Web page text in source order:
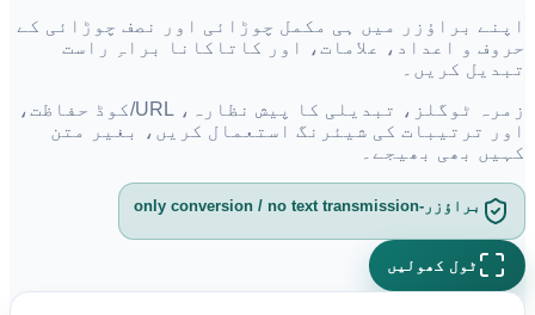
اپنے براؤزر میں ہی مکمل چوڑائی اور نصف چوڑائی کے
حروف و اعداد، علامات، اور کاتاکانا براہِ راست
تبدیل کریں۔
زمرہ ٹوگلز، تبدیلی کا پیش نظارہ، URL/کوڈ حفاظت،
اور ترتیبات کی شیئرنگ استعمال کریں، بغیر متن
کہیں بھی بھیجے۔
براؤزر-only conversion / no text transmission
ٹول کھولیں